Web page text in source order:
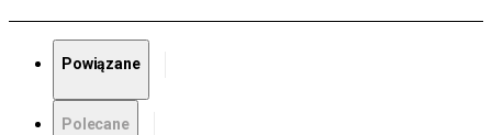
Powiązane
Polecane